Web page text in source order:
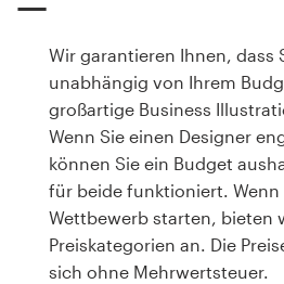
Wir garantieren Ihnen, dass
unabhängig von Ihrem
großartige Business
Wenn Sie einen Designer
können Sie ein Budget
für beide funktioniert. Wenn
Wettbewerb starten, bieten
Preiskategorien an. Die
sich ohne Mehrwertsteuer.